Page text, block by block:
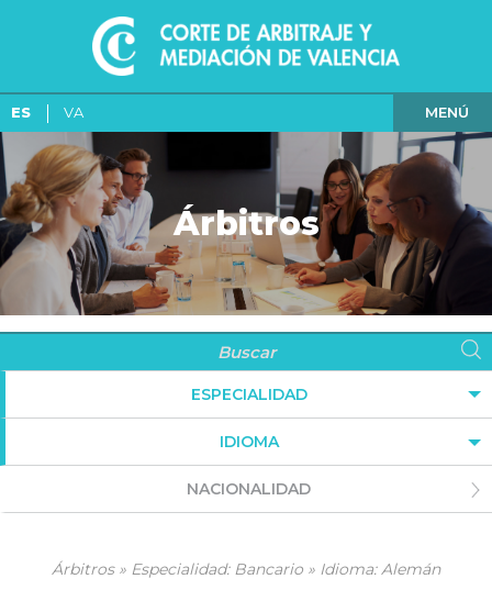
ES VA MENÚ
Árbitros
ESPECIALIDAD
IDIOMA
NACIONALIDAD
Árbitros » Especialidad: Bancario » Idioma: Alemán